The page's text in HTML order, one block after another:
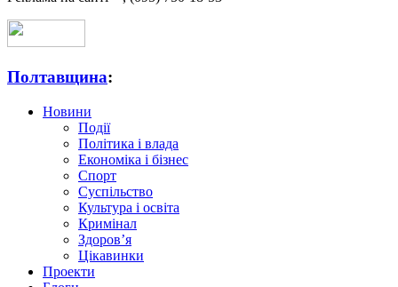
Полтавщина:
Новини
Події
Політика і влада
Економіка і бізнес
Спорт
Суспільство
Культура і освіта
Кримінал
Здоров’я
Цікавинки
Проекти